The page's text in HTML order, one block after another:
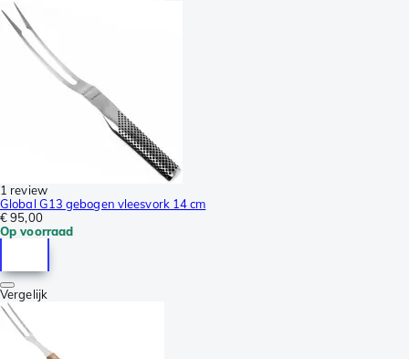
1 review
Global G13 gebogen vleesvork 14 cm
€ 95,00
Op voorraad
Vergelijk